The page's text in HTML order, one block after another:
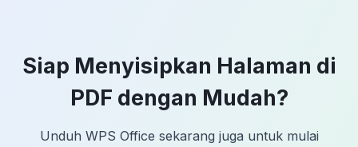
Siap Menyisipkan Halaman di
PDF dengan Mudah?
Unduh WPS Office sekarang juga untuk mulai